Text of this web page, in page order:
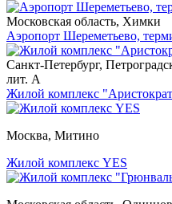
Московская область, Химки
Аэропорт Шереметьево,
Санкт-Петербург,
лит. А
Жилой комплекс
Москва, Митино
Жилой комплекс YES